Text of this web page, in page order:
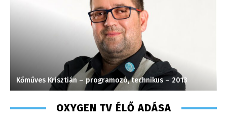
Kőműves Krisztián – programozó, technikus – 2013
OXYGEN TV ÉLŐ ADÁSA